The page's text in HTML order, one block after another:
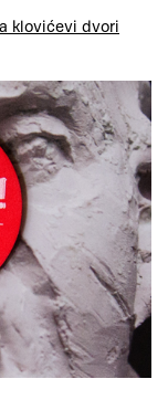
klovićevi dvori